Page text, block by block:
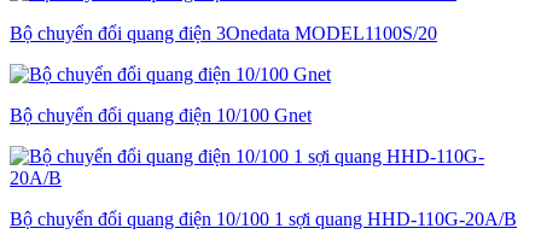
Bộ chuyển đổi quang điện 3Onedata MODEL1100S/20
Bộ chuyển đổi quang điện 10/100 Gnet
Bộ chuyển đổi quang điện 10/100 1 sợi quang HHD-110G-20A/B